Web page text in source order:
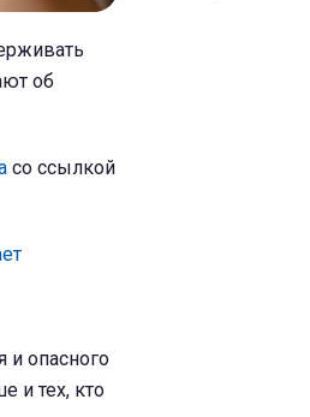
об
со ссылкой
и опасного
и тех, кто